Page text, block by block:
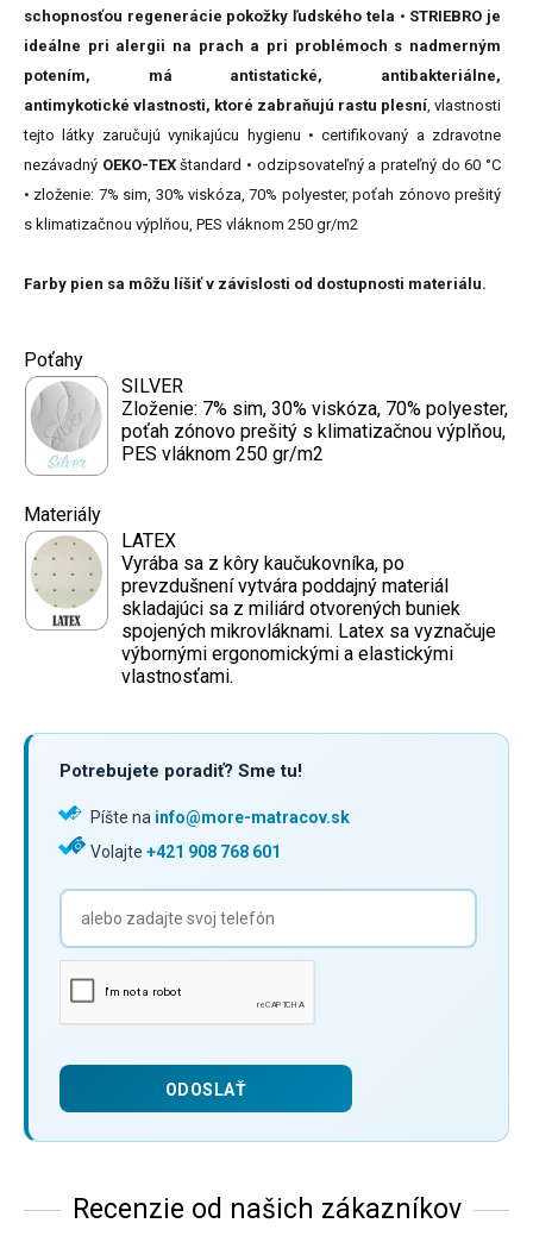
schopnosťou regenerácie pokožky ľudského tela • STRIEBRO je
ideálne pri alergii na prach a pri problémoch s nadmerným
potením, má antistatické, antibakteriálne,
antimykotické vlastnosti, ktoré zabraňujú rastu plesní , vlastnosti
tejto látky zaručujú vynikajúcu hygienu • certifikovaný a zdravotne
nezávadný OEKO-TEXštandard • odzipsovateľný a prateľný do 60 °C
• zloženie: 7% sim, 30% viskóza, 70% polyester, poťah zónovo prešitý
s klimatizačnou výplňou, PES vláknom 250 gr/m2
Farby pien sa môžu líšiť v závislosti od dostupnosti materiálu.
Poťahy
SILVER
Zloženie: 7% sim, 30% viskóza, 70% polyester,
poťah zónovo prešitý s klimatizačnou výplňou,
PES vláknom 250 gr/m2
Materiály
LATEX
Vyrába sa z kôry kaučukovníka, po
prevzdušnení vytvára poddajný materiál
skladajúci sa z miliárd otvorených buniek
spojených mikrovláknami. Latex sa vyznačuje
výbornými ergonomickými a elastickými
vlastnosťami.
Potrebujete poradiť? Sme tu!
Píšte na info@more-matracov.sk
Volajte +421 908 768 601
Recenzie od našich zákazníkov